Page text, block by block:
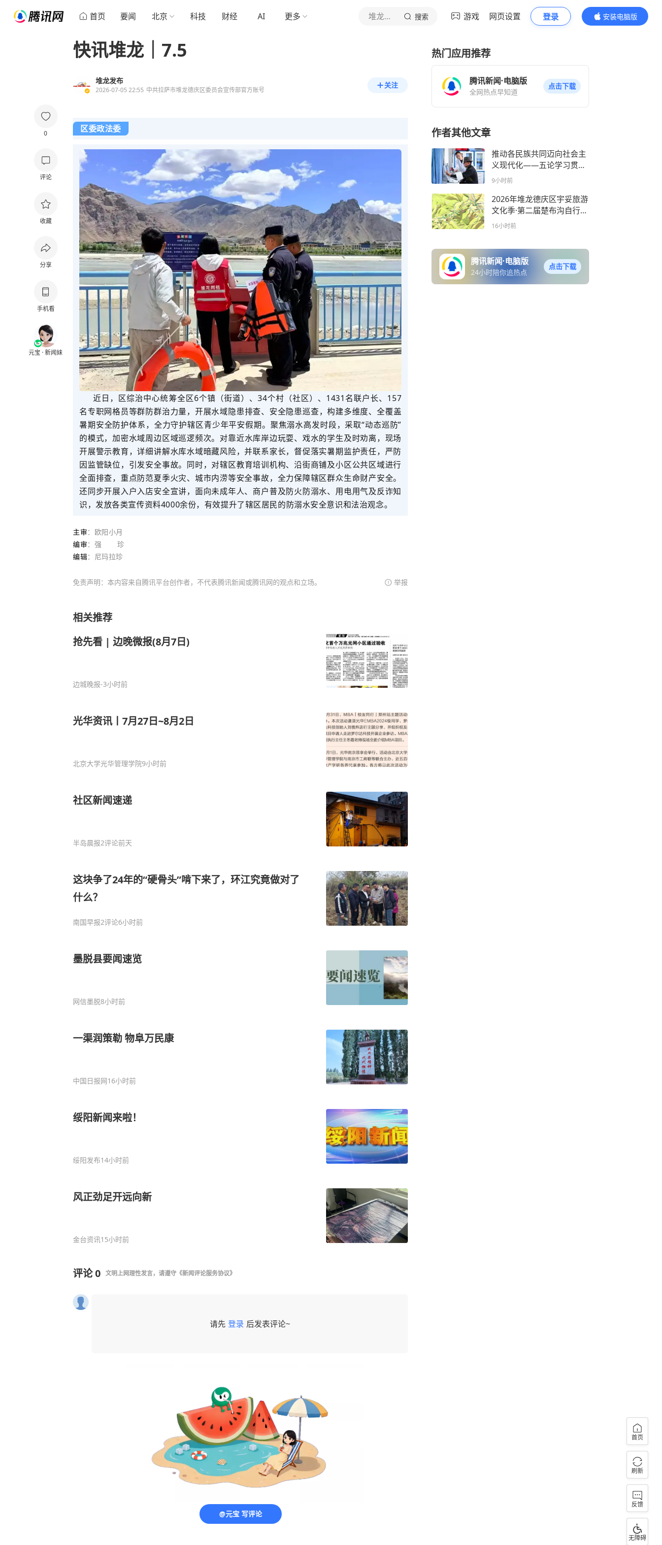
首页 要闻 北京 科技 财经 AI 更多 堆龙发布 搜索 游戏 网页设置 登录
安装电脑版
内容更精彩
0
评论
收藏
分享
手机看
元宝 · 新闻妹
快讯堆龙｜7.5
堆龙发布
2026-07-05 22:55 中共拉萨市堆龙德庆区委员会宣传部官方账号
关注
区委政法委
近日， 区综治中心统筹全区6个镇（街道）、34个村 （社区）、 1431 名联户长、 157
名专职网格员等群防群治力量， 开展水域隐患排查、 安全隐患巡查，构建多维度、全覆盖
暑期安全防护体系，全力守护辖区青少年平安假期。聚焦溺水高发时段，采取“动态巡防”
的模式，加密水域周边区域巡逻频次。对靠近水库岸边玩耍、戏水的学生及时劝离，现场
开展警示教育，详细讲解水库水域暗藏风险，并联系家长，督促落实暑期监护责任，严防
因监管缺位，引发安全事故。 同时， 对辖区教育培训机构、沿街商铺及小区公共区域进行
全面排查，重点防范夏季火灾、城市内涝等安全事故，全力保障辖区群众生命财产安全。
还同步开展入户入店安全宣讲，面向未成年人、商户普及防火防溺水、用电用气及反诈知
识，发放各类宣传资料4000余份，有效提升了辖区居民的防溺水安全意识和法治观念。
主审：欧阳小月
编审：强 珍
编辑：尼玛拉珍
免责声明：本内容来自腾讯平台创作者，不代表腾讯新闻或腾讯网的观点和立场。 举报
相关推荐
抢先看 | 边晚微报(8月7日)
边城晚报-3小时前
光华资讯丨7月27日~8月2日
北京大学光华管理学院9小时前
社区新闻速递
半岛晨报2评论前天
这块争了24年的“硬骨头”啃下来了，环江究竟做对了
什么？
南国早报2评论6小时前
墨脱县要闻速览
网信墨脱8小时前
一渠润策勒 物阜万民康
中国日报网16小时前
绥阳新闻来啦！
绥阳发布14小时前
风正劲足开远向新
金台资讯15小时前
评论0 文明上网理性发言，请遵守 《新闻评论服务协议》
请先 登录 后发表评论~
@元宝 写评论
热门应用推荐
腾讯新闻·电脑版
全网热点早知道
点击下载
作者其他文章
推动各民族共同迈向社会主
义现代化——五论学习贯彻
民族团结进步促进法
9小时前
2026年堆龙德庆区宇妥旅游
文化季·第二届楚布沟自行车
骑行体验活动期间交通管制
16小时前
腾讯新闻·电脑版
24小时陪你追热点
点击下载
首页
刷新
反馈
无障碍